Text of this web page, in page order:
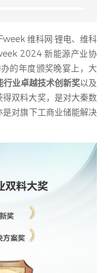
维科网·锂电、维科
2024 新能源产业协
的年度颁奖晚宴上，大
行业卓越技术创新奖以及
得双料大奖，是对大秦数
对旗下工商业储能解决